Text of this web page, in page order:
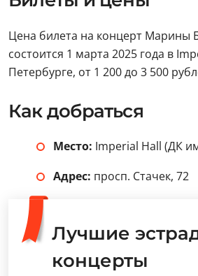
Цена билета на концерт Марины
состоится 1 марта 2025 года в
Петербурге, от 1 200 до 3 500
Как добраться
Место: Imperial Hall (ДК
Адрес: просп. Стачек, 72
Лучшие
концерты